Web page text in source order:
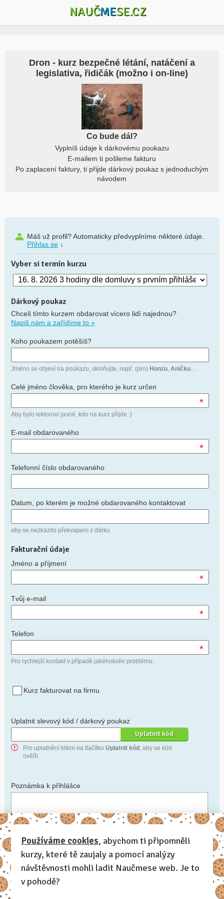
NAUČMESE.CZ
Dron - kurz bezpečné létání, natáčení a
legislativa, řidičák (možno i on-line)
Co bude dál?
Vyplníš údaje k dárkovému poukazu
E-mailem ti pošleme fakturu
Po zaplacení faktury, ti přijde dárkový poukaz s jednoduchým
návodem
Máš už profil? Automaticky předvyplníme některé údaje.
Přihlas se↓
Vyber si termín kurzu
Dárkový poukaz
Chceš tímto kurzem obdarovat vícero lidí najednou?
Napiš nám a zařídíme to »
Koho poukazem potěšíš?
Jméno se objeví na poukazu, skloňujte, např. (pro) Honzu, Aničku…
Celé jméno člověka, pro kterého je kurz určen
*
Aby bylo lektorovi jasné, kdo na kurz přijde :)
E-mail obdarovaného
*
Telefonní číslo obdarovaného
Datum, po kterém je možné obdarovaného kontaktovat
aby se nezkazilo překvapení z dárku
Fakturační údaje
Jméno a příjmení
*
Tvůj e-mail
*
Telefon
*
Pro rychlejší kontakt v případě jakéhokoliv problému.
Kurz fakturovat na firmu
Uplatnit slevový kód / dárkový poukaz
Pro uplatnění klikni na tlačítko Uplatnit kód , aby se kód
ověřil.
Poznámka k přihlášce
Chceš-li se na cokoli zeptat, nebo ke své přihlášce poznamenat.
Anonymní profil – odesláním přihlášky se automaticky
vytvoří tvůj profil na Naučmese. Zatrhni tuto volbu a profil
bude skrytý.
Chci dostávat Naučmese newsletter
Používáme cookies, abychom ti připomněli
kurzy, které tě zaujaly a pomocí analýzy
návštěvnosti mohli ladit Naučmese web. Je to
v pohodě?